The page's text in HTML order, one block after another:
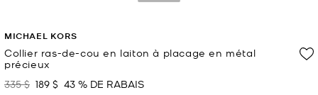
MICHAEL KORS
Collier ras-de-cou en laiton à placage en métal
précieux
était
335 $ maintenant
189 $ 43 % DE RABAIS